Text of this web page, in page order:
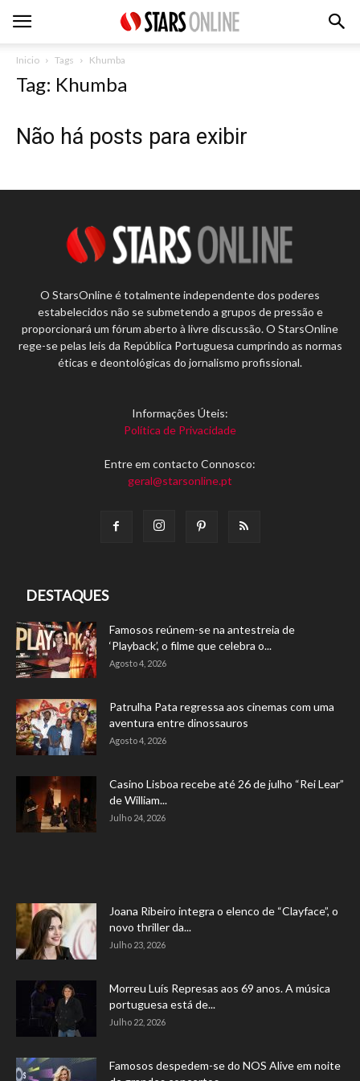
Inicio Tags Khumba
Tag: Khumba
Não há posts para exibir
O StarsOnline é totalmente independente dos poderes
estabelecidos não se submetendo a grupos de pressão e
proporcionará um fórum aberto à livre discussão. O StarsOnline
rege-se pelas leis da República Portuguesa cumprindo as normas
éticas e deontológicas do jornalismo profissional.
Informações Úteis:
Política de Privacidade
Entre em contacto Connosco:
geral@starsonline.pt
DESTAQUES
Famosos reúnem-se na antestreia de
‘Playback’, o filme que celebra o...
Agosto 4, 2026
Patrulha Pata regressa aos cinemas com uma
aventura entre dinossauros
Agosto 4, 2026
Casino Lisboa recebe até 26 de julho “Rei Lear”
de William...
Julho 24, 2026
Joana Ribeiro integra o elenco de “Clayface”, o
novo thriller da...
Julho 23, 2026
Morreu Luís Represas aos 69 anos. A música
portuguesa está de...
Julho 22, 2026
Famosos despedem-se do NOS Alive em noite